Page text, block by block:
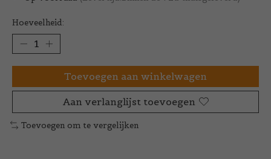
Hoeveelheid:
Toevoegen aan winkelwagen
Aan verlanglijst toevoegen
Toevoegen om te vergelijken